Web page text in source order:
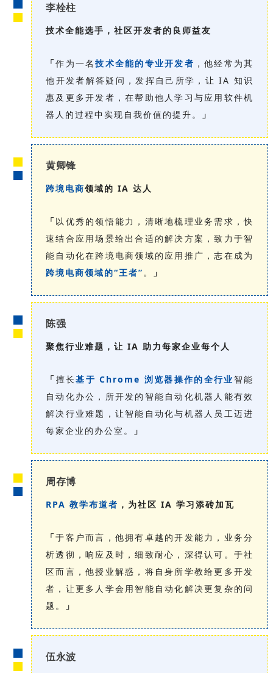
李栓柱
技术全能选手，社区开发者的良师益友
「作为一名技术全能的专业开发者 ，他经常为其
他开发者解答疑问，发挥自己所学，让 IA 知识
惠及更多开发者，在帮助他人学习与应用软件机
器人的过程中实现自我价值的提升。
」
黄卿锋
跨境电商领域的 IA 达人
「以优秀的领悟能力，清晰地梳理业务需求，快
速结合应用场景给出合适的解决方案，致力于智
能自动化在跨境电商领域的应用推广，志在成为
跨境电商领域的“王者”。 」
陈强
聚焦行业难题，让 IA 助力每家企业每个人
「擅长基于 Chrome 浏览器操作的全行业 智能
自动化办公，所开发的智能自动化机器人能有效
解决行业难题，让智能自动化与机器人员工迈进
每家企业的办公室。
」
周存博
RPA 教学布道者 ，为社区 IA 学习添砖加瓦
「于客户而言，他拥有卓越的开发能力，业务分
析透彻，响应及时，细致耐心，深得认可。于社
区而言，他授业解惑，将自身所学教给更多开发
者，让更多人学会用智能自动化解决更复杂的问
题。
」
伍永波